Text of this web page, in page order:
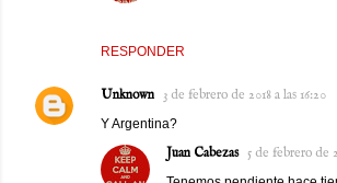
RESPONDER
Unknown 3 de febrero de 2018 a las 16:20
Y Argentina?
Juan Cabezas 5 de febrero de